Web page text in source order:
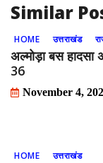
Similar
HOME उत्तराखंड
अल्मोड़ा बस हादसा
36
November 4,
HOME उत्तराखंड